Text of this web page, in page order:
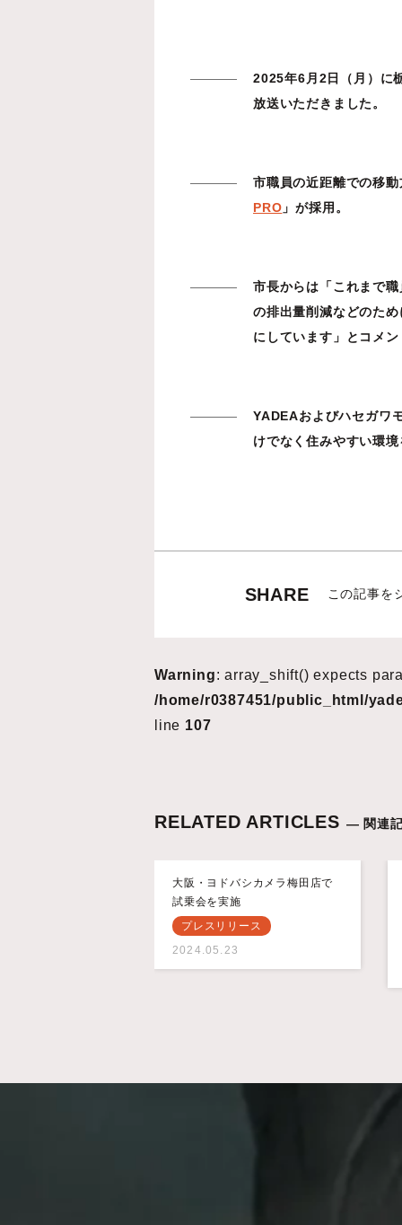
2025年6月2日（月）に
放送いただきました。
市職員の近距離での移
PRO 」が採用。
市長からは「これまで
の排出量削減などのた
にしています」とコメ
YADEAおよびハセガワ
けでなく住みやすい環
SHARE この記事を
Warning: array_shift() expects
/home/r0387451/public_html/
line 107
RELATED ARTICLES — 関連
大阪・ヨドバシカメラ梅田店で
試乗会を実施
プレスリリース
2024.05.23